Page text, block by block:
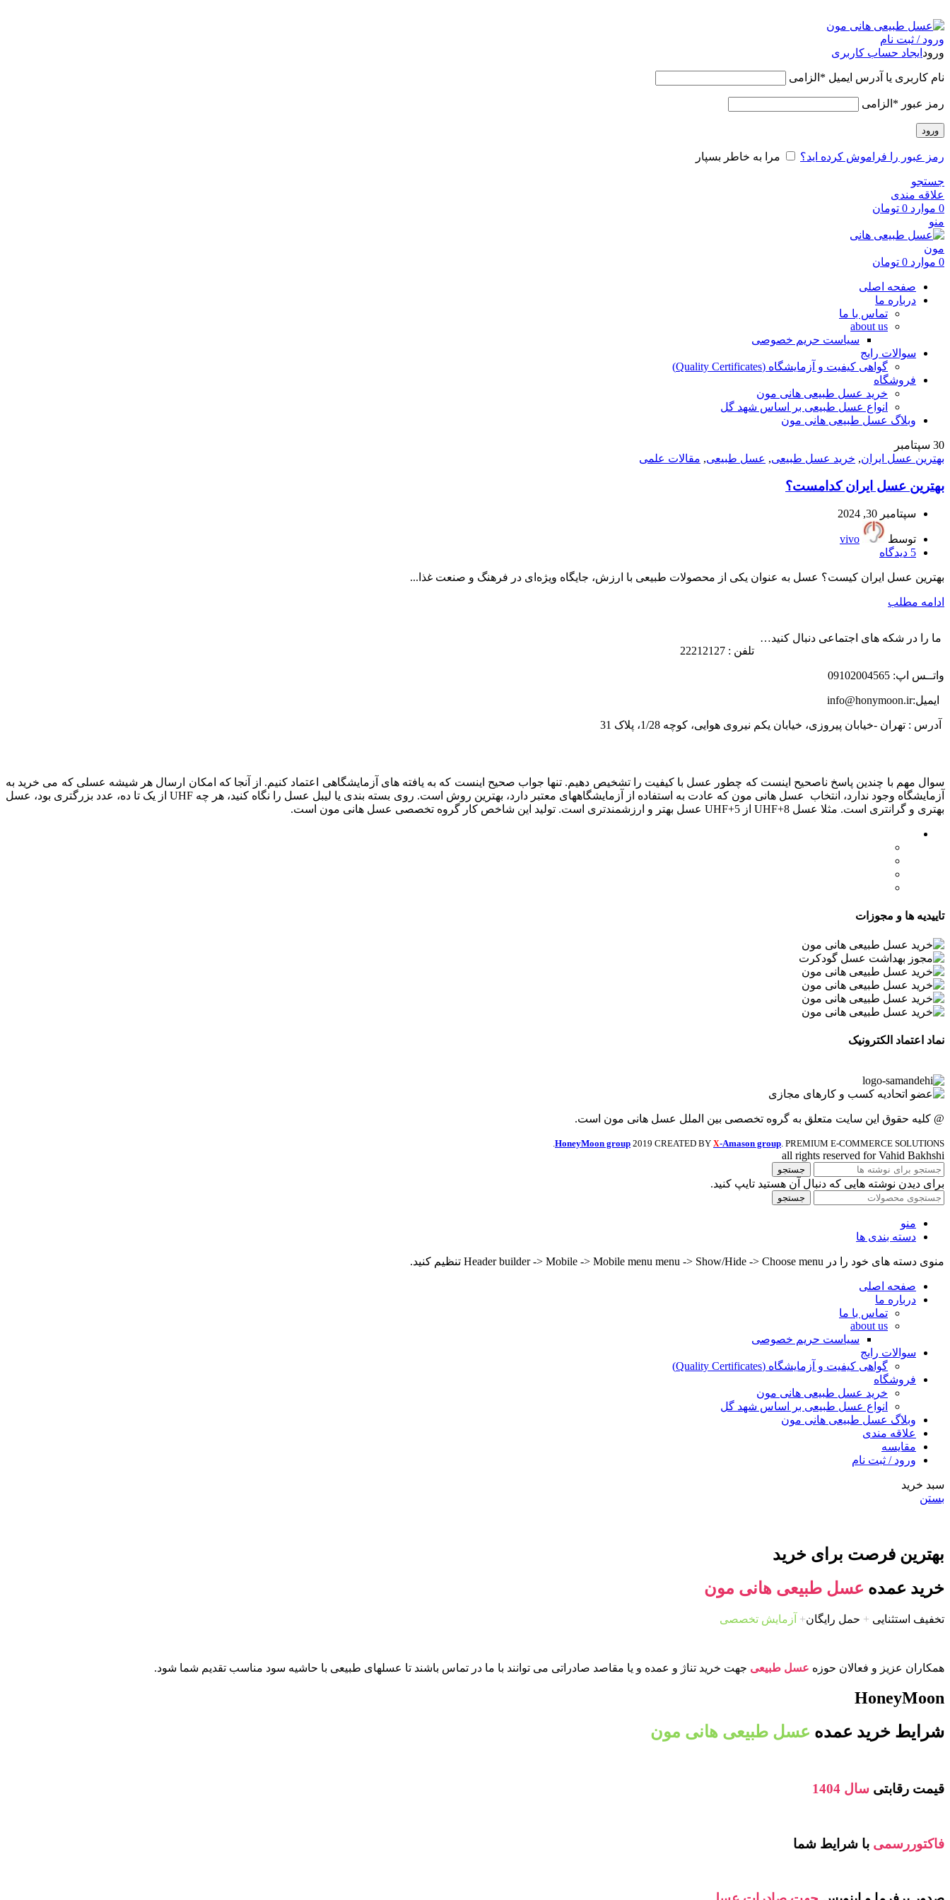
ورود / ثبت نام
ورود ایجاد حساب کاربری
نام کاربری یا آدرس ایمیل * الزامی
رمز عبور * الزامی
ورود
رمز عبور را فراموش کرده اید؟ مرا به خاطر بسپار
جستجو
علاقه مندی
0 موارد 0 تومان
منو
0 موارد 0 تومان
صفحه اصلی
درباره ما
تماس با ما
about us
سیاست حریم خصوصی
سوالات رایج
گواهی کیفیت و آزمایشگاه (Quality Certificates)
فروشگاه
خرید عسل طبیعی هانی مون
انواع عسل طبیعی بر اساس شهد گل
وبلاگ عسل طبیعی هانی مون
30 سپتامبر
بهترین عسل ایران, خرید عسل طبیعی, عسل طبیعی, مقالات علمی
بهترین عسل ایران کدامست؟
سپتامبر 30, 2024
توسط
vivo
5 دیدگاه
بهترین عسل ایران کیست؟ عسل به عنوان یکی از محصولات طبیعی با ارزش، جایگاه ویژه‌ای در فرهنگ و صنعت غذا...
ادامه مطلب
ما را در شکه های اجتماعی دنبال کنید…
تلفن : 22212127
واتــس اپ: 09102004565
ایمیل:info@honymoon.ir
آدرس : تهران -خیابان پیروزی، خیابان یکم نیروی هوایی، کوچه 1/28، پلاک 31
سوال مهم با چندین پاسخ ناصحیح اینست که چطور عسل با کیفیت را تشخیص دهیم. تنها جواب صحیح اینست که به یافته های آزمایشگاهی اعتماد کنیم. از آنجا که امکان ارسال هر شیشه عسلی که می خرید به
آزمایشگاه وجود ندارد، انتخاب عسل هانی مون که عادت به استفاده از آزمایشگاههای معتبر دارد، بهترین روش است. روی بسته بندی یا لیبل عسل را نگاه کنید، هر چه UHF از یک تا ده، عدد بزرگتری بود، عسل
بهتری و گرانتری است. مثلا عسل UHF+8 از UHF+5 عسل بهتر و ارزشمندتری است. تولید این شاخص کار گروه تخصصی عسل هانی مون است.
تاییدیه ها و مجوزات
نماد اعتماد الکترونیک
@ کلیه حقوق این سایت متعلق به گروه تخصصی بین الملل عسل هانی مون است.
HoneyMoon group 2019 CREATED BY X-Amason group. PREMIUM E-COMMERCE SOLUTIONS.
all rights reserved for Vahid Bakhshi
جستجو
برای دیدن نوشته هایی که دنبال آن هستید تایپ کنید.
جستجو
منو
دسته بندی ها
منوی دسته های خود را در Header builder -> Mobile -> Mobile menu menu -> Show/Hide -> Choose menu تنظیم کنید.
صفحه اصلی
درباره ما
تماس با ما
about us
سیاست حریم خصوصی
سوالات رایج
گواهی کیفیت و آزمایشگاه (Quality Certificates)
فروشگاه
خرید عسل طبیعی هانی مون
انواع عسل طبیعی بر اساس شهد گل
وبلاگ عسل طبیعی هانی مون
علاقه مندی
مقایسه
ورود / ثبت نام
سبد خرید
بستن
بهترین فرصت برای خرید
خرید عمده عسل طبیعی هانی مون
تخفیف استثنایی + حمل رایگان+ آزمایش تخصصی
همکاران عزیز و فعالان حوزه عسل طبیعی جهت خرید تناژ و عمده و یا مقاصد صادراتی می توانند با ما در تماس باشند تا عسلهای طبیعی با حاشیه سود مناسب تقدیم شما شود.
HoneyMoon
شرایط خرید عمده عسل طبیعی هانی مون
قیمت رقابتی سال 1404
فاکتوررسمی با شرایط شما